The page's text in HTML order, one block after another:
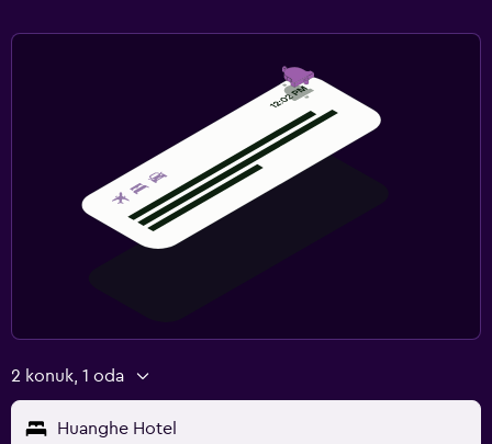
2 konuk, 1 oda
Huanghe Hotel